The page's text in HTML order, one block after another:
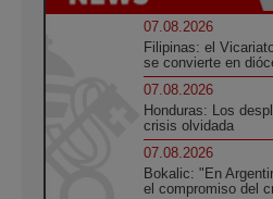
07.08.2026
Filipinas: el
se convierte en
07.08.2026
Honduras: Los
crisis olvidada
07.08.2026
Bokalic: "En
el compromiso del